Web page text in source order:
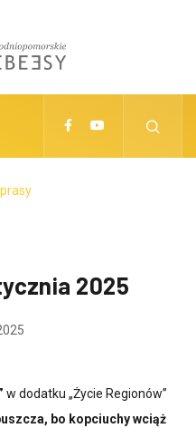
2025
w dodatku „Życie Regionów”
bo kopciuchy wciąż